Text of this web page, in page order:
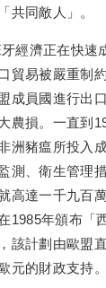
共同敵人」。
經濟正在快速
貿易被嚴重制
成員國進行出
農損。一直到
洲豬瘟所投入
測、衛生管理
高達一千九百
1985年頒布「
該計劃由歐盟
元的財政支持。